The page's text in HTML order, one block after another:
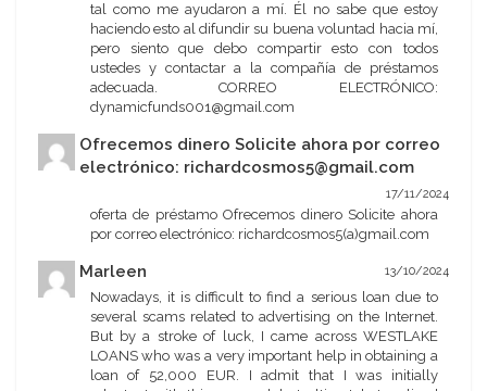
tal como me ayudaron a mí. Él no sabe que estoy
haciendo esto al difundir su buena voluntad hacia mí,
pero siento que debo compartir esto con todos
ustedes y contactar a la compañía de préstamos
adecuada. CORREO ELECTRÓNICO:
dynamicfunds001@gmail.com
Ofrecemos dinero Solicite ahora por correo
electrónico: richardcosmos5@gmail.com
17/11/2024
oferta de préstamo Ofrecemos dinero Solicite ahora
por correo electrónico: richardcosmos5(a)gmail.com
Marleen 13/10/2024
Nowadays, it is difficult to find a serious loan due to
several scams related to advertising on the Internet.
But by a stroke of luck, I came across WESTLAKE
LOANS who was a very important help in obtaining a
loan of 52,000 EUR. I admit that I was initially